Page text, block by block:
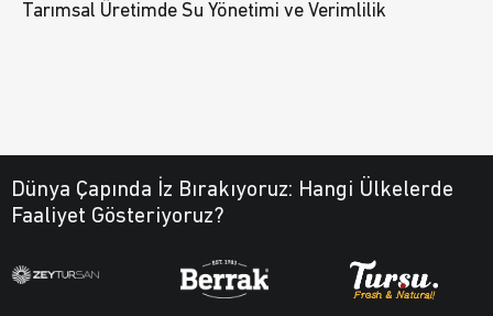
Tarımsal Üretimde Su Yönetimi ve Verimlilik
Dünya Çapında İz Bırakıyoruz: Hangi Ülkelerde
Faaliyet Gösteriyoruz?